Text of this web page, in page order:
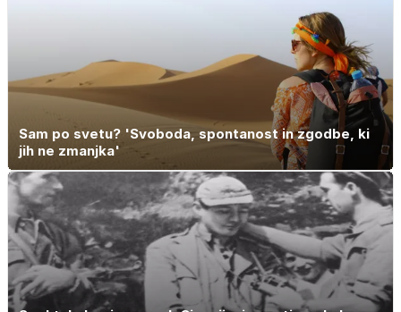
Sam po svetu? 'Svoboda, spontanost in zgodbe, ki
jih ne zmanjka'